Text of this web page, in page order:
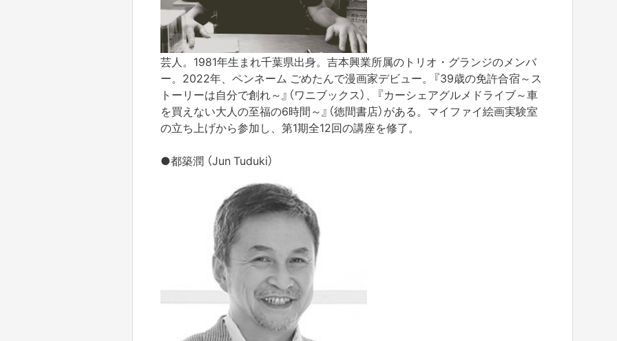
芸人。1981年生まれ千葉県出身。吉本興業所属のトリオ・グランジのメンバ
ー。2022年、ペンネーム ごめたんで漫画家デビュー。『39歳の免許合宿～ス
トーリーは自分で創れ～』（ワニブックス）、『カーシェアグルメドライブ～車
を買えない大人の至福の6時間～』（徳間書店）がある。マイファイ絵画実験室
の立ち上げから参加し、第1期全12回の講座を修了。
●都築潤 （Jun Tuduki）